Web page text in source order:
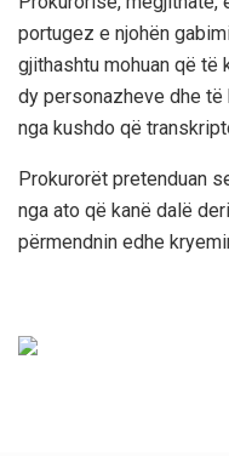
portugez e njohën
gjithashtu mohuan që të
dy personazheve dhe
nga kushdo që
Prokurorët pretenduan
nga ato që kanë dalë
përmendnin edhe